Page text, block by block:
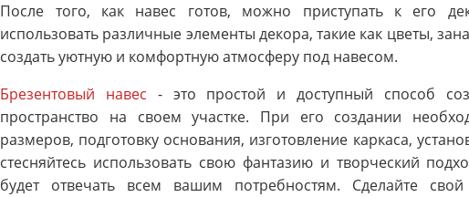
После того, как навес готов, можно приступать к его
использовать различные элементы декора, такие как цветы,
создать уютную и комфортную атмосферу под навесом.
Брезентовый навес - это простой и доступный способ
пространство на своем участке. При его создании
размеров, подготовку основания, изготовление каркаса,
стесняйтесь использовать свою фантазию и творческий
будет отвечать всем вашим потребностям. Сделайте